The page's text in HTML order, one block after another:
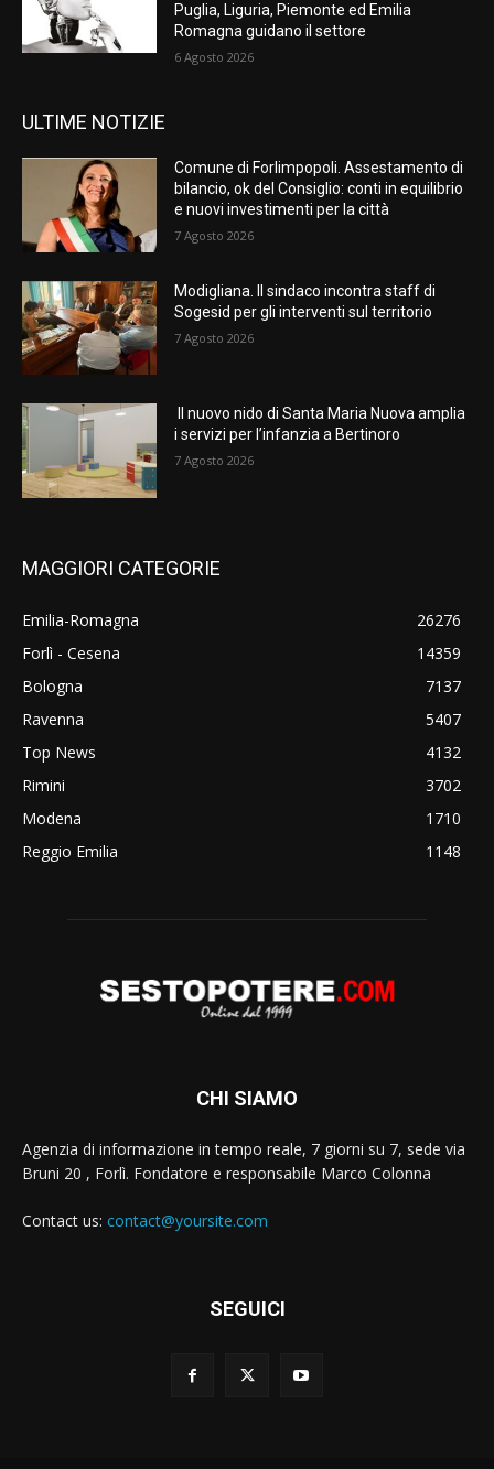
Puglia, Liguria, Piemonte ed Emilia
Romagna guidano il settore
6 Agosto 2026
ULTIME NOTIZIE
Comune di Forlimpopoli. Assestamento di
bilancio, ok del Consiglio: conti in equilibrio
e nuovi investimenti per la città
7 Agosto 2026
Modigliana. Il sindaco incontra staff di
Sogesid per gli interventi sul territorio
7 Agosto 2026
Il nuovo nido di Santa Maria Nuova amplia
i servizi per l’infanzia a Bertinoro
7 Agosto 2026
MAGGIORI CATEGORIE
Emilia-Romagna
26276
Forlì - Cesena
14359
Bologna
7137
Ravenna
5407
Top News
4132
Rimini
3702
Modena
1710
Reggio Emilia
1148
CHI SIAMO
Agenzia di informazione in tempo reale, 7 giorni su 7, sede via
Bruni 20 , Forlì. Fondatore e responsabile Marco Colonna
Contact us: contact@yoursite.com
SEGUICI